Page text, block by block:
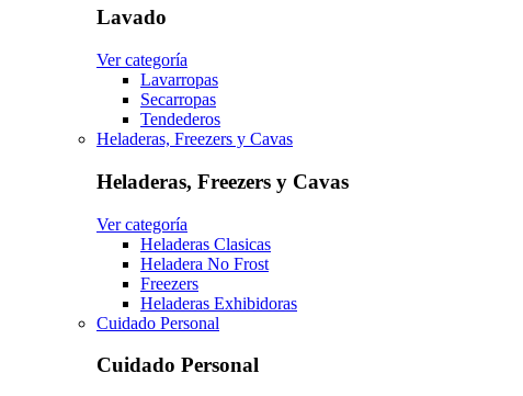
Lavado
Ver categoría
Lavarropas
Secarropas
Tendederos
Heladeras, Freezers y Cavas
Heladeras, Freezers y Cavas
Ver categoría
Heladeras Clasicas
Heladera No Frost
Freezers
Heladeras Exhibidoras
Cuidado Personal
Cuidado Personal